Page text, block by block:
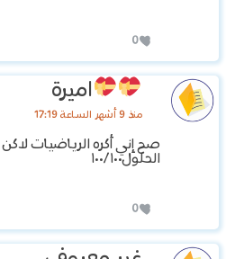
0
اميرة
منذ 9 أشهر الساعة 17:19
صح إني أكره الرياضيات
الحلول١٠٠/١٠٠
0